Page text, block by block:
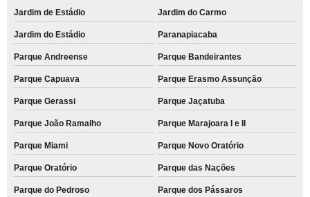
Jardim de Estádio Jardim do Carmo
Jardim do Estádio Paranapiacaba
Parque Andreense Parque Bandeirantes
Parque Capuava Parque Erasmo Assunção
Parque Gerassi Parque Jaçatuba
Parque João Ramalho Parque Marajoara I e II
Parque Miami Parque Novo Oratório
Parque Oratório Parque das Nações
Parque do Pedroso Parque dos Pássaros